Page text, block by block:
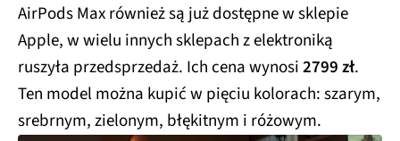
AirPods Max również są już dostępne w sklepie
Apple, w wielu innych sklepach z elektroniką
ruszyła przedsprzedaż. Ich cena wynosi2799 zł.
Ten model można kupić w pięciu kolorach: szarym,
srebrnym, zielonym, błękitnym i różowym.